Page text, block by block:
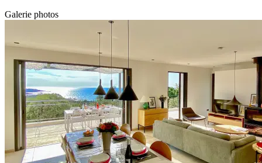
Galerie photos